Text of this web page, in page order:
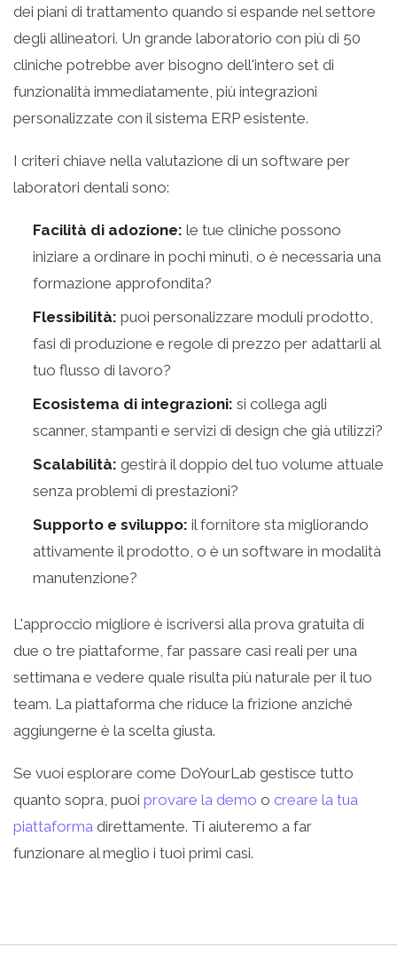
dei piani di trattamento quando si espande nel settore
degli allineatori. Un grande laboratorio con più di 50
cliniche potrebbe aver bisogno dell'intero set di
funzionalità immediatamente, più integrazioni
personalizzate con il sistema ERP esistente.
I criteri chiave nella valutazione di un software per
laboratori dentali sono:
Facilità di adozione: le tue cliniche possono
iniziare a ordinare in pochi minuti, o è necessaria una
formazione approfondita?
Flessibilità: puoi personalizzare moduli prodotto,
fasi di produzione e regole di prezzo per adattarli al
tuo flusso di lavoro?
Ecosistema di integrazioni: si collega agli
scanner, stampanti e servizi di design che già utilizzi?
Scalabilità: gestirà il doppio del tuo volume attuale
senza problemi di prestazioni?
Supporto e sviluppo: il fornitore sta migliorando
attivamente il prodotto, o è un software in modalità
manutenzione?
L'approccio migliore è iscriversi alla prova gratuita di
due o tre piattaforme, far passare casi reali per una
settimana e vedere quale risulta più naturale per il tuo
team. La piattaforma che riduce la frizione anziché
aggiungerne è la scelta giusta.
Se vuoi esplorare come DoYourLab gestisce tutto
quanto sopra, puoi provare la demo o creare la tua
piattaforma direttamente. Ti aiuteremo a far
funzionare al meglio i tuoi primi casi.